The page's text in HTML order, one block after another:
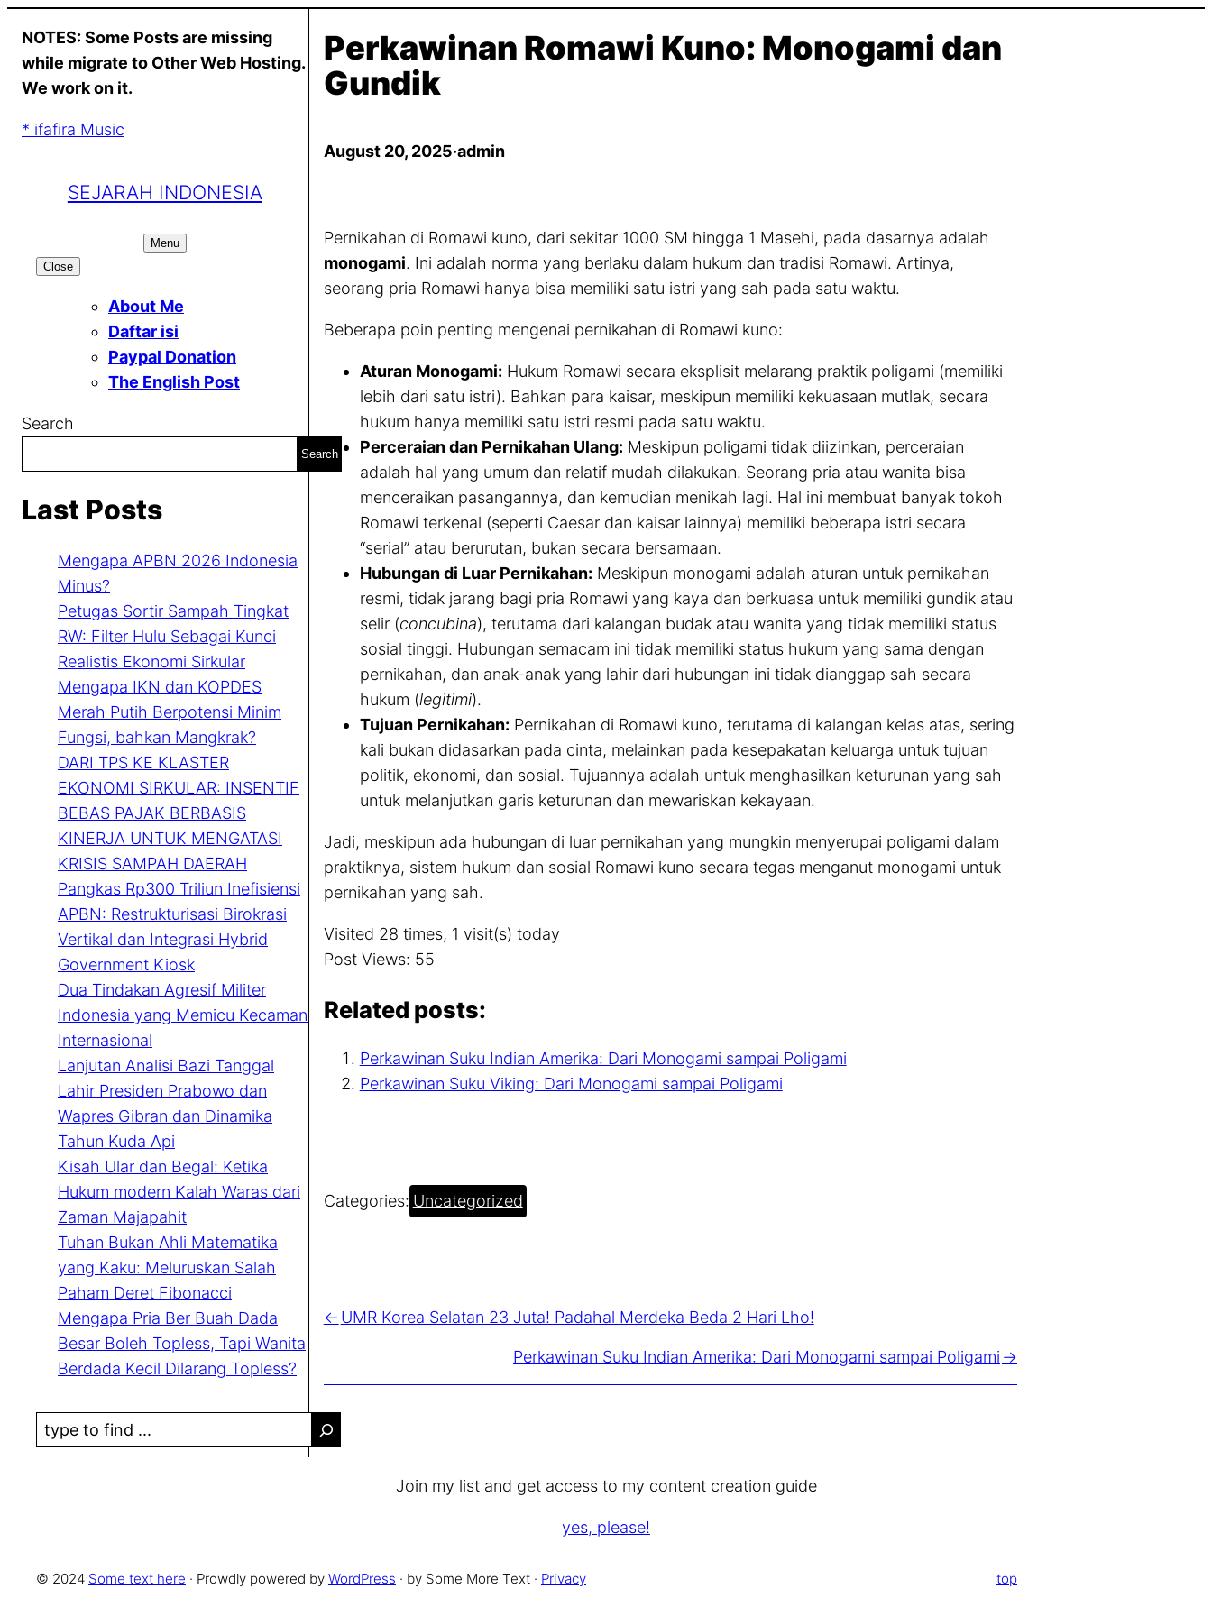
content
NOTES: Some Posts are missing
while migrate to Other Web Hosting.
We work on it.
* ifafira Music
SEJARAH INDONESIA
Menu
Close
About Me
Daftar isi
Paypal Donation
The English Post
Search
Search
Last Posts
Mengapa APBN 2026 Indonesia
Minus?
Petugas Sortir Sampah Tingkat
RW: Filter Hulu Sebagai Kunci
Realistis Ekonomi Sirkular
Mengapa IKN dan KOPDES
Merah Putih Berpotensi Minim
Fungsi, bahkan Mangkrak?
DARI TPS KE KLASTER
EKONOMI SIRKULAR: INSENTIF
BEBAS PAJAK BERBASIS
KINERJA UNTUK MENGATASI
KRISIS SAMPAH DAERAH
Pangkas Rp300 Triliun Inefisiensi
APBN: Restrukturisasi Birokrasi
Vertikal dan Integrasi Hybrid
Government Kiosk
Dua Tindakan Agresif Militer
Indonesia yang Memicu Kecaman
Internasional
Lanjutan Analisi Bazi Tanggal
Lahir Presiden Prabowo dan
Wapres Gibran dan Dinamika
Tahun Kuda Api
Kisah Ular dan Begal: Ketika
Hukum modern Kalah Waras dari
Zaman Majapahit
Tuhan Bukan Ahli Matematika
yang Kaku: Meluruskan Salah
Paham Deret Fibonacci
Mengapa Pria Ber Buah Dada
Besar Boleh Topless, Tapi Wanita
Berdada Kecil Dilarang Topless?
S
e
Perkawinan Romawi Kuno: Monogami dan
Gundik
August 20, 2025·admin
Pernikahan di Romawi kuno, dari sekitar 1000 SM hingga 1 Masehi, pada dasarnya adalah
monogami. Ini adalah norma yang berlaku dalam hukum dan tradisi Romawi. Artinya,
seorang pria Romawi hanya bisa memiliki satu istri yang sah pada satu waktu.
Beberapa poin penting mengenai pernikahan di Romawi kuno:
Aturan Monogami: Hukum Romawi secara eksplisit melarang praktik poligami (memiliki
lebih dari satu istri). Bahkan para kaisar, meskipun memiliki kekuasaan mutlak, secara
hukum hanya memiliki satu istri resmi pada satu waktu.
Perceraian dan Pernikahan Ulang: Meskipun poligami tidak diizinkan, perceraian
adalah hal yang umum dan relatif mudah dilakukan. Seorang pria atau wanita bisa
menceraikan pasangannya, dan kemudian menikah lagi. Hal ini membuat banyak tokoh
Romawi terkenal (seperti Caesar dan kaisar lainnya) memiliki beberapa istri secara
“serial” atau berurutan, bukan secara bersamaan.
Hubungan di Luar Pernikahan: Meskipun monogami adalah aturan untuk pernikahan
resmi, tidak jarang bagi pria Romawi yang kaya dan berkuasa untuk memiliki gundik atau
selir (concubina), terutama dari kalangan budak atau wanita yang tidak memiliki status
sosial tinggi. Hubungan semacam ini tidak memiliki status hukum yang sama dengan
pernikahan, dan anak-anak yang lahir dari hubungan ini tidak dianggap sah secara
hukum (legitimi).
Tujuan Pernikahan: Pernikahan di Romawi kuno, terutama di kalangan kelas atas, sering
kali bukan didasarkan pada cinta, melainkan pada kesepakatan keluarga untuk tujuan
politik, ekonomi, dan sosial. Tujuannya adalah untuk menghasilkan keturunan yang sah
untuk melanjutkan garis keturunan dan mewariskan kekayaan.
Jadi, meskipun ada hubungan di luar pernikahan yang mungkin menyerupai poligami dalam
praktiknya, sistem hukum dan sosial Romawi kuno secara tegas menganut monogami untuk
pernikahan yang sah.
Visited 28 times, 1 visit(s) today
Post Views: 55
Related posts:
Perkawinan Suku Indian Amerika: Dari Monogami sampai Poligami
Perkawinan Suku Viking: Dari Monogami sampai Poligami
Categories: Uncategorized
UMR Korea Selatan 23 Juta! Padahal Merdeka Beda 2 Hari Lho!
Perkawinan Suku Indian Amerika: Dari Monogami sampai Poligami
Join my list and get access to my content creation guide
yes, please!
© 2024 Some text here · Prowdly powered by WordPress · by Some More Text · Privacy top